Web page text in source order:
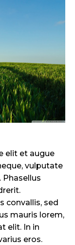
elit et augue
vulputate
convallis, sed
mauris lorem,
elit. In in
eros.